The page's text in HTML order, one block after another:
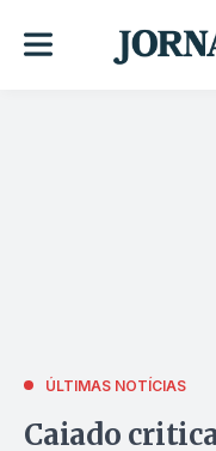
ÚLTIMAS NOTÍCIAS
Caiado